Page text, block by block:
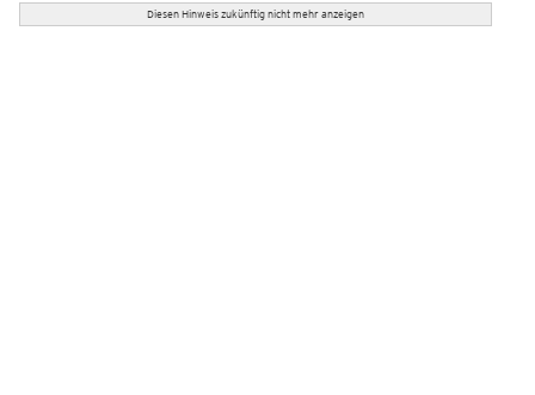
Diesen Hinweis zukünftig nicht mehr anzeigen